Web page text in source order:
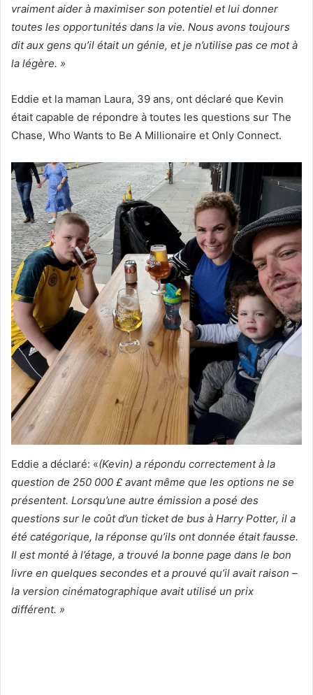
vraiment aider à maximiser son potentiel et lui donner
toutes les opportunités dans la vie. Nous avons toujours
dit aux gens qu’il était un génie, et je n’utilise pas ce mot à
la légère. »
Eddie et la maman Laura, 39 ans, ont déclaré que Kevin
était capable de répondre à toutes les questions sur The
Chase, Who Wants to Be A Millionaire et Only Connect.
Eddie a déclaré: «(Kevin) a répondu correctement à la
question de 250 000 £ avant même que les options ne se
présentent. Lorsqu’une autre émission a posé des
questions sur le coût d’un ticket de bus à Harry Potter, il a
été catégorique, la réponse qu’ils ont donnée était fausse.
Il est monté à l’étage, a trouvé la bonne page dans le bon
livre en quelques secondes et a prouvé qu’il avait raison –
la version cinématographique avait utilisé un prix
différent. »